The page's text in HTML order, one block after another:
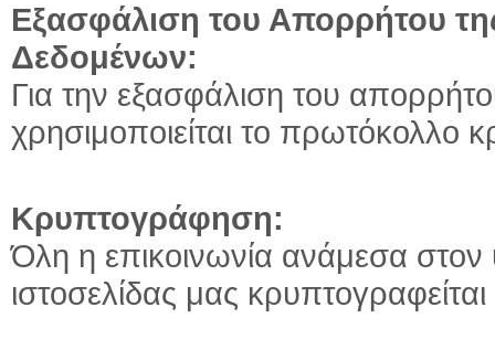
Εξασφάλιση του Απορρήτου
Δεδομένων:
Για την εξασφάλιση του
χρησιμοποιείται το
Κρυπτογράφηση:
Όλη η επικοινωνία ανάμεσα στον
ιστοσελίδας μας